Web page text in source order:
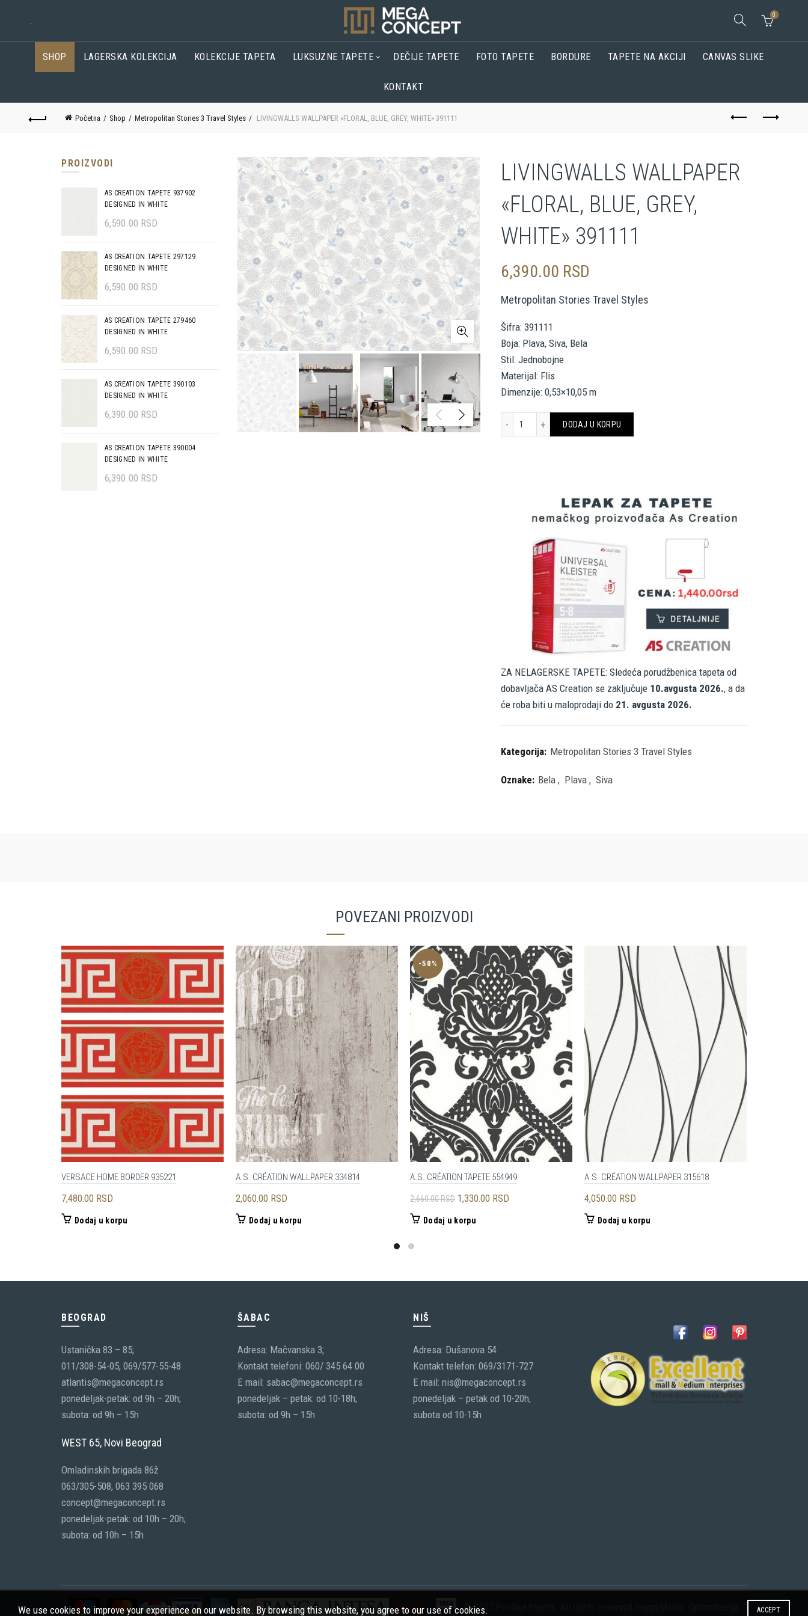
. 0
SHOP LAGERSKA KOLEKCIJA KOLEKCIJE TAPETA LUKSUZNE TAPETE DEČIJE TAPETE FOTO TAPETE BORDURE TAPETE NA AKCIJI CANVAS SLIKE
KONTAKT
Početna Shop Metropolitan Stories 3 Travel Styles LIVINGWALLS WALLPAPER «FLORAL, BLUE, GREY, WHITE» 391111
LIVINGWALLS WALLPAPER
«FLORAL, BLUE, GREY,
WHITE» 391111
6,390.00 RSD
Metropolitan Stories Travel Styles
Šifra: 391111
Boja: Plava, Siva, Bela
Stil: Jednobojne
Materijal: Flis
Dimenzije: 0,53×10,05 m
DODAJ U KORPU
ZA NELAGERSKE TAPETE: Sledeća porudžbenica tapeta od
dobavljača AS Creation se zaključuje 10.avgusta 2026., a da
će roba biti u maloprodaji do 21. avgusta 2026.
Kategorija: Metropolitan Stories 3 Travel Styles
Oznake: Bela , Plava , Siva
PROIZVODI
AS CREATION TAPETE 937902
DESIGNED IN WHITE
6,590.00 RSD
AS CREATION TAPETE 297129
DESIGNED IN WHITE
6,590.00 RSD
AS CREATION TAPETE 279460
DESIGNED IN WHITE
6,590.00 RSD
AS CREATION TAPETE 390103
DESIGNED IN WHITE
6,390.00 RSD
AS CREATION TAPETE 390004
DESIGNED IN WHITE
6,390.00 RSD
POVEZANI PROIZVODI
VERSACE HOME BORDER 935221
7,480.00 RSD
Dodaj u korpu
A.S. CRÉATION WALLPAPER 334814
2,060.00 RSD
Dodaj u korpu
-50%
A.S. CRÉATION TAPETE 554949
2,660.00RSD Originalna
1,330.00 RSD
Dodaj u korpu
A.S. CRÉATION WALLPAPER 315618
4,050.00 RSD
Dodaj u korpu
BEOGRAD
Ustanička 83 – 85;
011/308-54-05, 069/577-55-48
atlantis@megaconcept.rs
ponedeljak-petak: od 9h – 20h;
subota: od 9h – 15h
WEST 65, Novi Beograd
Omladinskih brigada 86ž
063/305-508, 063 395 068
concept@megaconcept.rs
ponedeljak-petak: od 10h – 20h;
subota: od 10h – 15h
ŠABAC
Adresa: Mačvanska 3;
Kontakt telefoni: 060/ 345 64 00
E mail: sabac@megaconcept.rs
ponedeljak – petak: od 10-18h;
subota: od 9h – 15h
NIŠ
Adresa: Dušanova 54
Kontakt telefon: 069/3171-727
E mail: nis@megaconcept.rs
ponedeljak – petak od 10-20h,
subota od 10-15h
© 2017 Prodaja tepeta. All rights reserved
We use cookies to improve your experience on our website. By browsing this website, you agree to our use of cookies. ACCEPT